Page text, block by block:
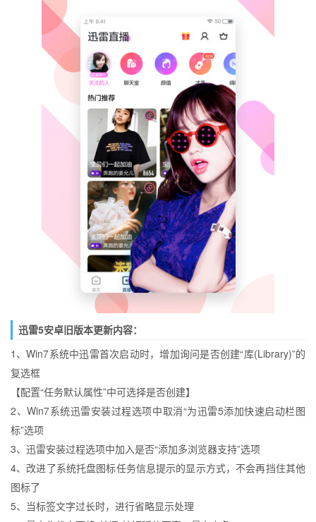
迅雷5安卓旧版本更新内容：
1、Win7系统中迅雷首次启动时，增加询问是否创建“库(Library)”的
复选框
【配置“任务默认属性”中可选择是否创建】
2、Win7系统迅雷安装过程选项中取消“为迅雷5添加快速启动栏图
标”选项
3、迅雷安装过程选项中加入是否“添加多浏览器支持”选项
4、改进了系统托盘图标任务信息提示的显示方式，不会再挡住其他
图标了
5、当标签文字过长时，进行省略显示处理